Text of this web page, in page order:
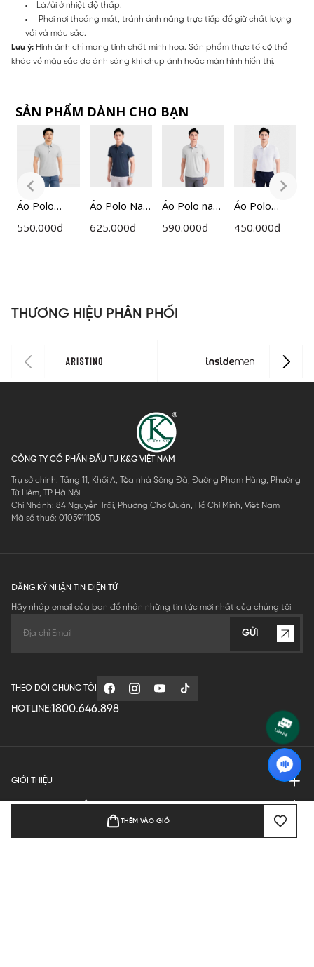
THÊM VÀO GIỎ
Là/ủi ở nhiệt độ thấp.
Phơi nơi thoáng mát, tránh ánh nắng trực tiếp để giữ chất lượng
vải và màu sắc.
Lưu ý: Hình ảnh chỉ mang tính chất minh họa. Sản phẩm thực tế có thể
khác về màu sắc do ánh sáng khi chụp ảnh hoặc màn hình hiển thị.
SẢN PHẨM DÀNH CHO BẠN
Áo Polo
ngắn tay
Regular Fit
550.000đ
Áo Polo Nam
Xanh Tím
625.000đ
Áo Polo nam
ngắn tay
590.000đ
Áo Polo
Ngắn Tay
450.000đ
THƯƠNG HIỆU PHÂN PHỐI
CÔNG TY CỔ PHẦN ĐẦU TƯ K&G VIỆT NAM
Trụ sở chính: Tầng 11, Khối A, Tòa nhà Sông Đà, Đường Phạm Hùng, Phường
Từ Liêm, TP Hà Nội
Chi Nhánh: 84 Nguyễn Trãi, Phường Chợ Quán, Hồ Chí Minh, Việt Nam
Mã số thuế: 0105911105
ĐĂNG KÝ NHẬN TIN ĐIỆN TỬ
Hãy nhập email của bạn để nhận những tin tức mới nhất của chúng tôi
GỬI
THEO DÕI CHÚNG TÔI
HOTLINE:1800.646.898
GIỚI THIỆU
QUY ĐỊNH HOẠT ĐỘNG